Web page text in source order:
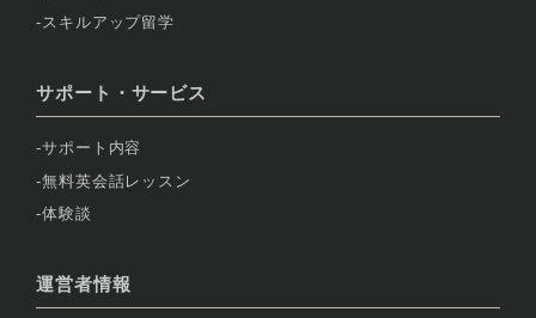
スキルアップ留学
サポート・サービス
サポート内容
無料英会話レッスン
体験談
運営者情報